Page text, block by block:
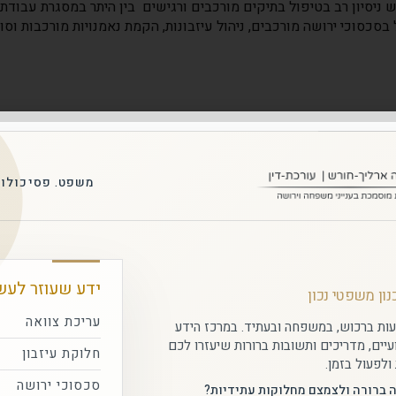
בין היתר במסגרת
ירושה מורכבים, ניהול עיזבונות, הקמת נאמנויות מורכבות
מוסמכת בענייני משפחה
המאפשר
ניסיון מצטבר ועשיר בדיני משפחה
למעלה מ־16 שנות פעילות, מאות תיקים
משפט.
משפטי נכון
ברכוש, במשפחה ובעתיד. במרכז הידע
מדריכים ותשובות ברורות שיעזרו לכם
בזמן.
ברורה ולצמצם מחלוקות עתידיות?
ידע שעוזר
עריכת צוואה
חלוקת עיזבון
סכסוכי ירושה